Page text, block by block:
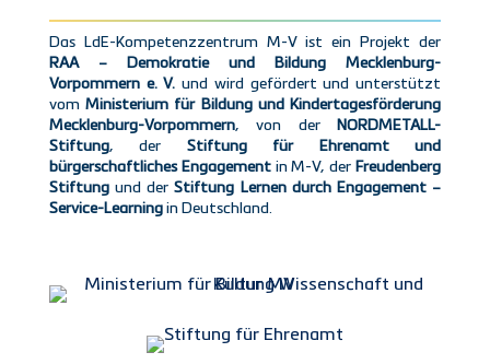
Das LdE-Kompetenzzentrum M-V ist ein Projekt der
RAA – Demokratie und Bildung Mecklenburg-
Vorpommern e. V. und wird gefördert und unterstützt
vomMinisterium für Bildung und Kindertagesförderung
Mecklenburg-Vorpommern, von der
NORDMETALL-
Stiftung, der Stiftung für Ehrenamt und
bürgerschaftliches Engagementin M-V, der Freudenberg
Stiftungund derStiftung Lernen durch Engagement –
Service-Learningin Deutschland.